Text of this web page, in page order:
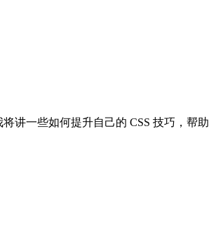
讲一些如何提升自己的 CSS 技巧，帮助